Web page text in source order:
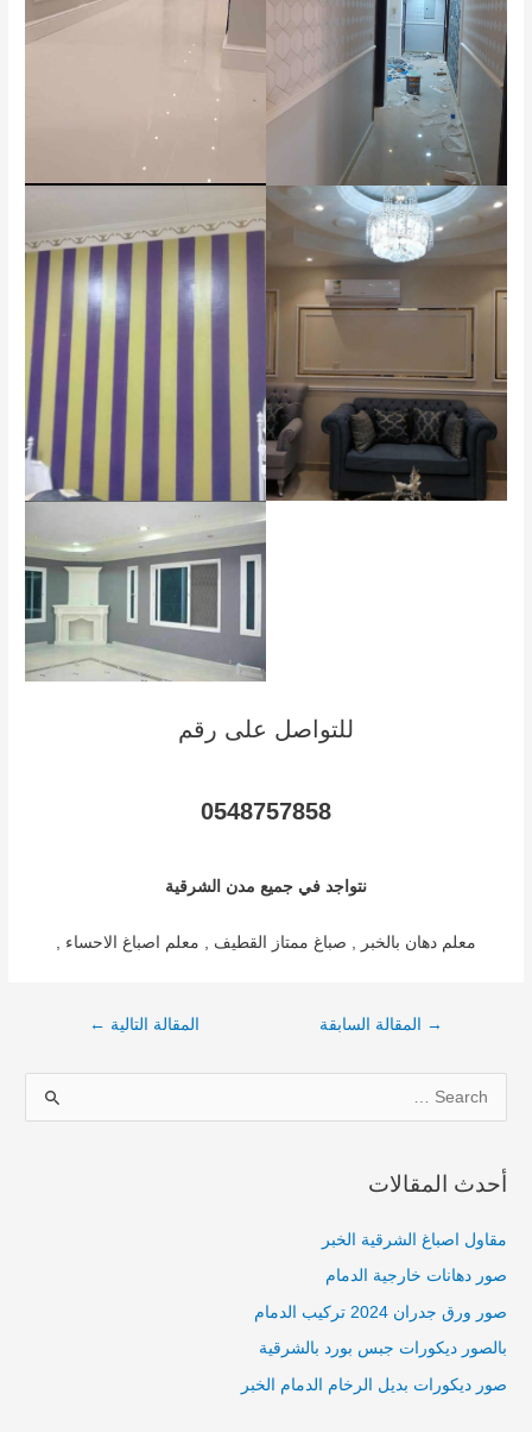
للتواصل على رقم
0548757858
نتواجد في جميع مدن الشرقية
معلم دهان بالخبر , صباغ ممتاز القطيف , معلم اصباغ الاحساء ,
→ المقالة السابقة المقالة التالية ←
a
r
:
أحدث المقالات
مقاول اصباغ الشرقية الخبر
صور دهانات خارجية الدمام
صور ورق جدران 2024 تركيب الدمام
بالصور ديكورات جبس بورد بالشرقية
صور ديكورات بديل الرخام الدمام الخبر